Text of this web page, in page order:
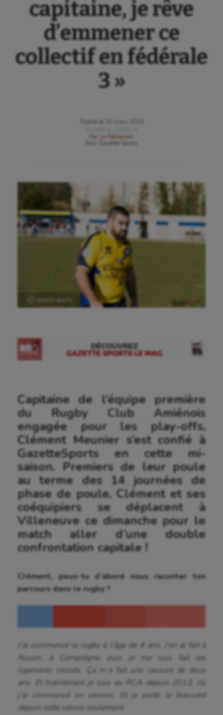
capitaine, je rêve
d’emmener ce
collectif en fédérale
3 »
Publié le
20 mars 2019
Par
La Rédaction
Gazette Sports
Ⓒ Gazette Sports
Capitaine de l’équipe première
du Rugby Club Amiénois
engagée pour les play-offs,
Clément Meunier s’est confié à
GazetteSports en cette mi-
saison. Premiers de leur poule
au terme des 14 journées de
phase de poule, Clément et ses
coéquipiers se déplacent à
Villeneuve ce dimanche pour le
match aller d’une double
confrontation capitale !
Clément, peux-tu d’abord nous raconter ton
parcours dans le rugby ?
J’ai commencé le rugby à l’âge de 4 ans. J’en ai fait à
Noyon, à Compiègne, puis je me suis fait les
ligaments croisés. Ça m’a fait une cassure de deux
ans. Et maintenant je suis au RCA depuis 2013, où
j’ai commencé en seniors. Et je porte le brassard
depuis cette saison seulement.